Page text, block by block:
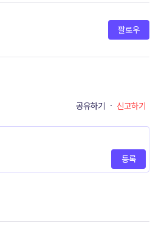
팔로우
공유하기 · 신고하기
등록